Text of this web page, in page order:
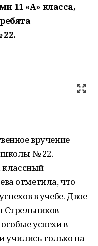
11 «А» класса,
вручение
школы № 22.
классный
отметила, что
в учебе. Двое
Стрельников —
успехи в
учились только на